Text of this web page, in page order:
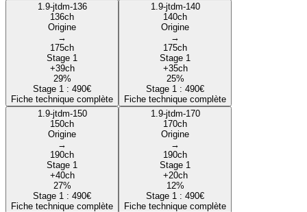
1.9-jtdm-136
136ch
Origine
→
175ch
Stage 1
+39ch
29%
Stage 1 : 490€
Fiche technique complète
1.9-jtdm-140
140ch
Origine
→
175ch
Stage 1
+35ch
25%
Stage 1 : 490€
Fiche technique complète
1.9-jtdm-150
150ch
Origine
→
190ch
Stage 1
+40ch
27%
Stage 1 : 490€
Fiche technique complète
1.9-jtdm-170
170ch
Origine
→
190ch
Stage 1
+20ch
12%
Stage 1 : 490€
Fiche technique complète